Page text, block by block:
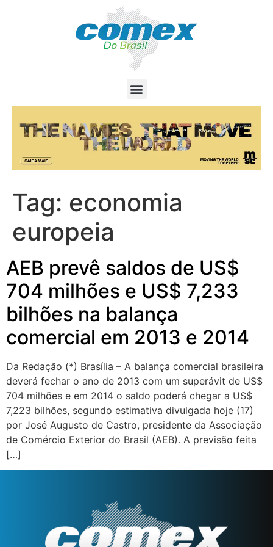
Tag: economia
europeia
AEB prevê saldos de US$
704 milhões e US$ 7,233
bilhões na balança
comercial em 2013 e 2014
Da Redação (*) Brasília – A balança comercial brasileira
deverá fechar o ano de 2013 com um superávit de US$
704 milhões e em 2014 o saldo poderá chegar a US$
7,223 bilhões, segundo estimativa divulgada hoje (17)
por José Augusto de Castro, presidente da Associação
de Comércio Exterior do Brasil (AEB). A previsão feita
[…]